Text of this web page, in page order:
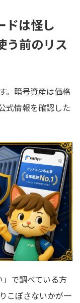
ドは怪し
う前のリス
。暗号資産は価格
式情報を確認した
」で調べている方
こぼさないかが一